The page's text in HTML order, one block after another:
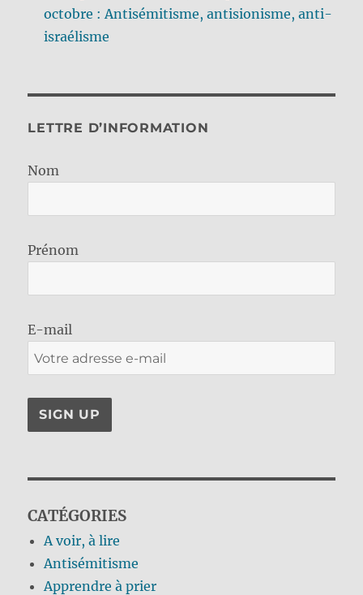
octobre : Antisémitisme, antisionisme, anti-
israélisme
LETTRE D’INFORMATION
Nom
Prénom
E-mail
CATÉGORIES
A voir, à lire
Antisémitisme
Apprendre à prier